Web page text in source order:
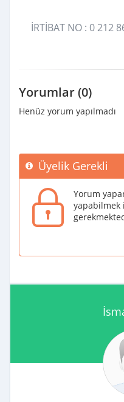
İRTİBAT NO : 0 212
Yorumlar (0)
Henüz yorum yapılmadı
Üyelik Gerekli
Yorum
yapabilmek